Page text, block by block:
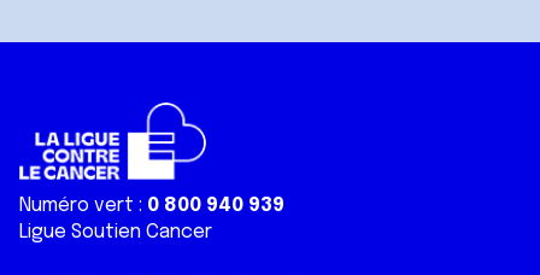
Numéro vert : 0 800 940 939
Ligue Soutien Cancer